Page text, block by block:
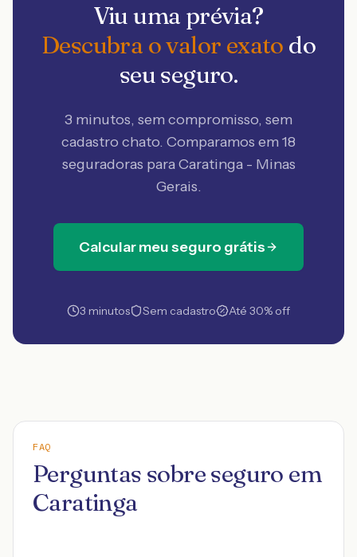
Viu uma prévia?
Descubra o valor exato do
seu seguro.
3 minutos, sem compromisso, sem
cadastro chato. Comparamos em 18
seguradoras para Caratinga - Minas
Gerais.
Calcular meu seguro grátis
3 minutos Sem cadastro Até 30% off
FAQ
Perguntas sobre seguro em
Caratinga